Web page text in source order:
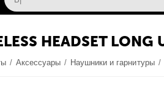
HEADSET LONG
/ Аксессуары / Наушники и гарнитуры /